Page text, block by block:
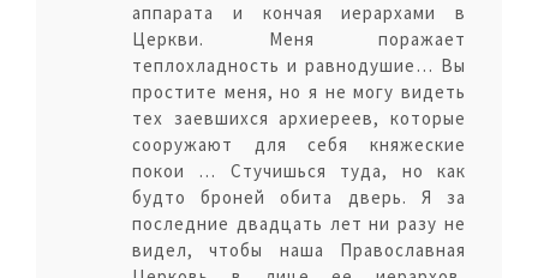
аппарата и кончая иерархами в
Церкви. Меня поражает
теплохладность и равнодушие… Вы
простите меня, но я не могу видеть
тех заевшихся архиереев, которые
сооружают для себя княжеские
покои … Стучишься туда, но как
будто броней обита дверь. Я за
последние двадцать лет ни разу не
видел, чтобы наша Православная